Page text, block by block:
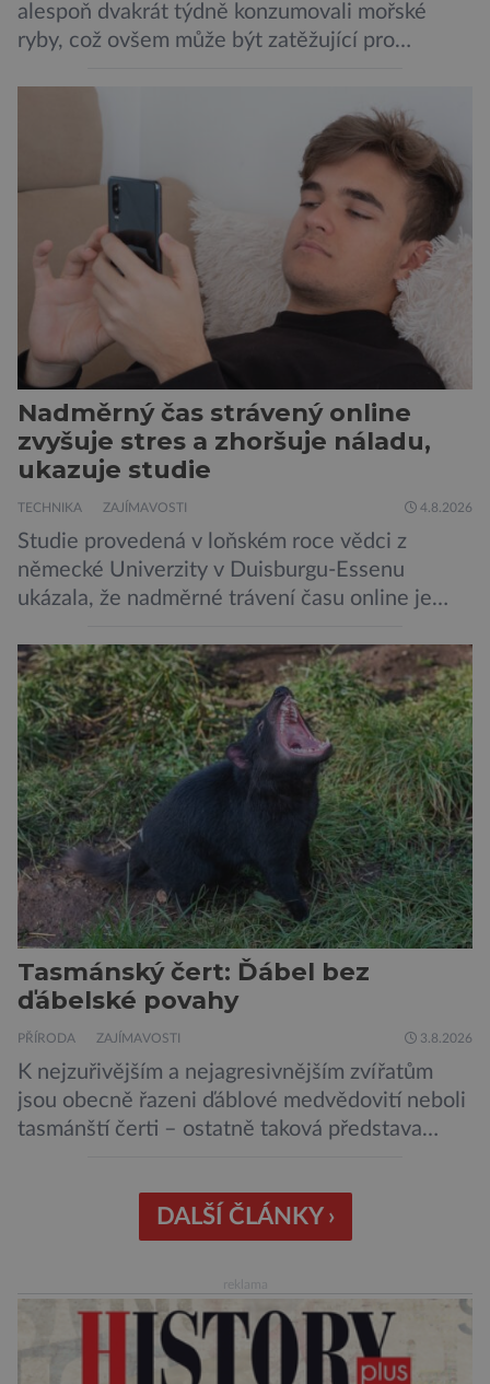
alespoň dvakrát týdně konzumovali mořské
ryby, což ovšem může být zatěžující pro
doporučení se nyní staly konzervované
sardinky, které si může dovolit opravdu každý
„Místo toho, aby poskytovaly izolované
mononutrienty, jsou rybí konzervy kompletní
potravinou,“ říká nutriční specialista Colin
Robertson a zdůrazňuje […]
Nadměrný čas strávený online
zvyšuje stres a zhoršuje náladu,
ukazuje studie
TECHNIKA ZAJÍMAVOSTI 4.8.2026
Studie provedená v loňském roce vědci z
německé Univerzity v Duisburgu-Essenu
ukázala, že nadměrné trávení času online je
vede k zanedbávání dalších aktivit. Zúčastnilo
se jí 900 dospělých Němců, kteří uvedli, že se v
posledním roce alespoň jednou zapojili do hraní
her, sledování pornografie, sledování sociálních
sítí […]
Tasmánský čert: Ďábel bez
ďábelské povahy
PŘÍRODA ZAJÍMAVOSTI 3.8.2026
K nejzuřivějším a nejagresivnějším zvířatům
jsou obecně řazeni ďáblové medvědovití neboli
tasmánští čerti – ostatně taková představa
ostrově Tasmánie, si však takovou nálepku
vůbec nezaslouží. Fakticky se totiž spíše než o
plaché živočichy. Velikostně […]
DALŠÍ ČLÁNKY ›